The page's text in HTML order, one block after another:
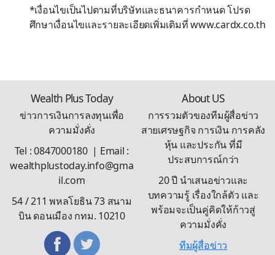
*เงื่อนไขเป็นไปตามที่บริษัทและธนาคารกำหนด โปรด
ศึกษาเงื่อนไขและรายละเอียดเพิ่มเติมที่ www.cardx.co.th
Wealth Plus Today
ข่าวการเงินการลงทุนเพื่อ
ความมั่งคั่ง
Tel : 0847000180 | Email :
wealthplustoday.info@gma
il.com
54 / 211 พหลโยธิน 73 สนาม
บิน ดอนเมือง กทม. 10210
About US
การรวมตัวของทีมผู้สื่อข่าว
สายเศรษฐกิจ การเงิน การคลัง
หุ้น และประกัน ที่มี
ประสบการณ์กว่า
20 ปี นำเสนอข่าวและ
บทความรู้ เรื่องใกล้ตัว และ
พร้อมจะเป็นคู่คิดให้ก้าวสู่
ความมั่งคั่ง
ทีมผู้สื่อข่าว